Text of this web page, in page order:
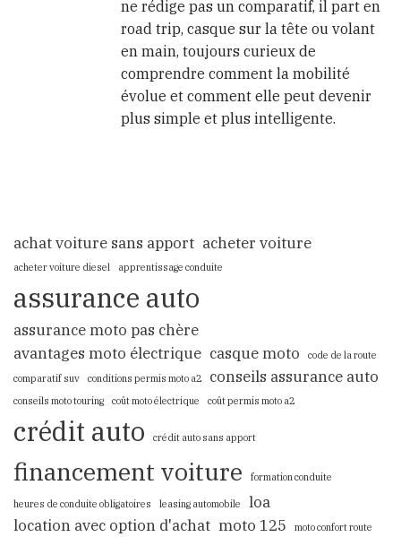
ne rédige pas un comparatif, il part en
road trip, casque sur la tête ou volant
en main, toujours curieux de
comprendre comment la mobilité
évolue et comment elle peut devenir
plus simple et plus intelligente.
achat voiture sans apport acheter voiture
acheter voiture diesel apprentissage conduite
assurance auto
assurance moto pas chère
avantages moto électrique casque moto
code de la route
comparatif suv
conditions permis moto a2 conseils assurance auto
conseils moto touring coût moto électrique coût permis moto a2
crédit auto crédit auto sans apport
financement voiture formation conduite
heures de conduite obligatoires leasing automobile
loa
location avec option d'achat moto 125
moto confort route